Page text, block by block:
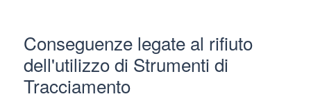
Conseguenze legate al rifiuto
dell'utilizzo di Strumenti di
Tracciamento